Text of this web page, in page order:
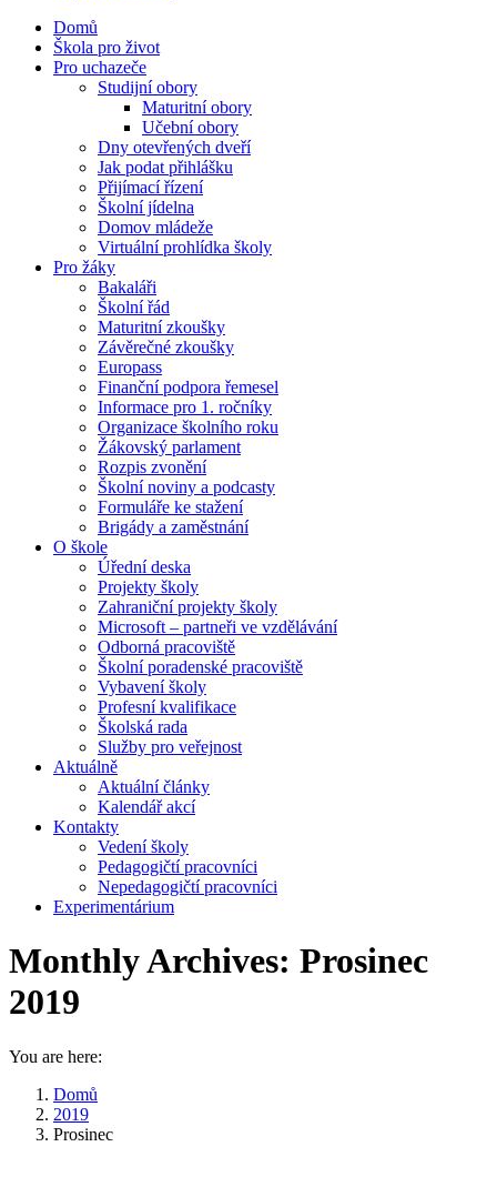
Domů
Škola pro život
Pro uchazeče
Studijní obory
Maturitní obory
Učební obory
Dny otevřených dveří
Jak podat přihlášku
Přijímací řízení
Školní jídelna
Domov mládeže
Virtuální prohlídka školy
Pro žáky
Bakaláři
Školní řád
Maturitní zkoušky
Závěrečné zkoušky
Europass
Finanční podpora řemesel
Informace pro 1. ročníky
Organizace školního roku
Žákovský parlament
Rozpis zvonění
Školní noviny a podcasty
Formuláře ke stažení
Brigády a zaměstnání
O škole
Úřední deska
Projekty školy
Zahraniční projekty školy
Microsoft – partneři ve vzdělávání
Odborná pracoviště
Školní poradenské pracoviště
Vybavení školy
Profesní kvalifikace
Školská rada
Služby pro veřejnost
Aktuálně
Aktuální články
Kalendář akcí
Kontakty
Vedení školy
Pedagogičtí pracovníci
Nepedagogičtí pracovníci
Experimentárium
Monthly Archives: Prosinec
2019
You are here:
Domů
2019
Prosinec